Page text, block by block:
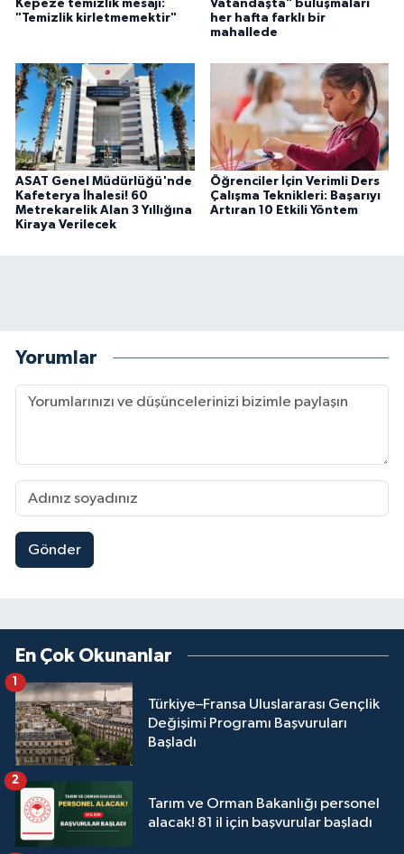
Kepeze temizlik mesajı:
"Temizlik kirletmemektir"
Vatandaşta" buluşmaları
her hafta farklı bir
mahallede
ASAT Genel Müdürlüğü'nde
Kafeterya İhalesi! 60
Metrekarelik Alan 3 Yıllığına
Kiraya Verilecek
Öğrenciler İçin Verimli Ders
Çalışma Teknikleri: Başarıyı
Artıran 10 Etkili Yöntem
Yorumlar
Gönder
En Çok Okunanlar
Türkiye–Fransa Uluslararası Gençlik
Değişimi Programı Başvuruları
Başladı
1
Tarım ve Orman Bakanlığı personel
alacak! 81 il için başvurular başladı
2